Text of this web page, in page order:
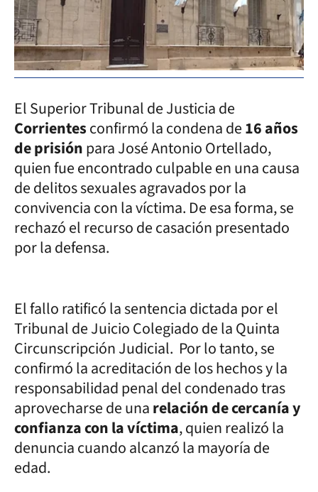
El Superior Tribunal de Justicia de
Corrientesconfirmó la condena de16 años
de prisiónpara José Antonio Ortellado,
quien fue encontrado culpable en una causa
de delitos sexuales agravados por la
convivencia con la víctima. De esa forma, se
rechazó el recurso de casación presentado
por la defensa.
El fallo ratificó la sentencia dictada por el
Tribunal de Juicio Colegiado de la Quinta
Circunscripción Judicial. Por lo tanto, se
confirmó la acreditación de los hechos y la
responsabilidad penal del condenado tras
aprovecharse de unarelación de cercanía y
confianza con la víctima, quien realizó la
denuncia cuando alcanzó la mayoría de
edad.